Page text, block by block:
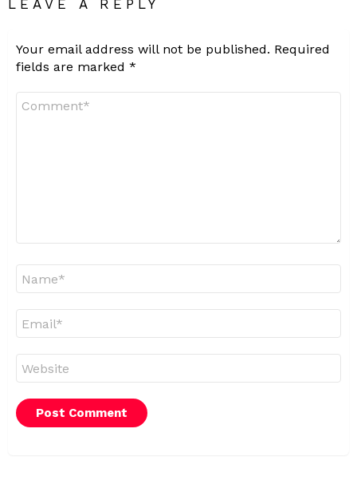
LEAVE A REPLY
Your email address will not be published. Required
fields are marked *